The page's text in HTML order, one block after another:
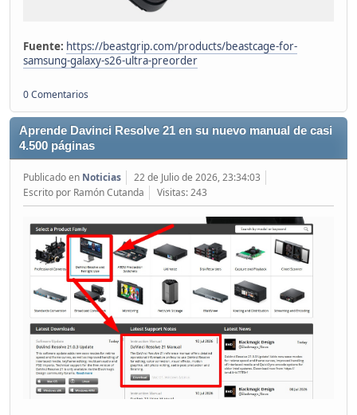
Fuente: https://beastgrip.com/products/beastcage-for-
samsung-galaxy-s26-ultra-preorder
0 Comentarios
Aprende Davinci Resolve 21 en su nuevo manual de casi
4.500 páginas
Publicado en Noticias
22 de Julio de 2026, 23:34:03
Escrito por Ramón Cutanda
Visitas: 243